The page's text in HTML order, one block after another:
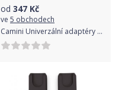
od 347 Kč
ve 5 obchodech
Camini Univerzální adaptéry na autosedačku ke kočárku